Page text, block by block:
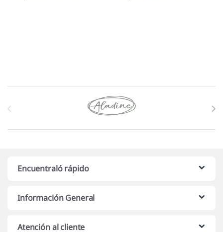
Marcas De Carrusel
Encuentraló rápido
Información General
Atención al cliente